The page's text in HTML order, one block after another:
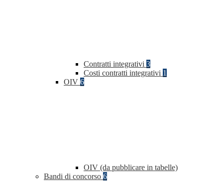
Contratti integrativi 3
Costi contratti integrativi 1
OIV 6
OIV (da pubblicare in tabelle)
Bandi di concorso 6